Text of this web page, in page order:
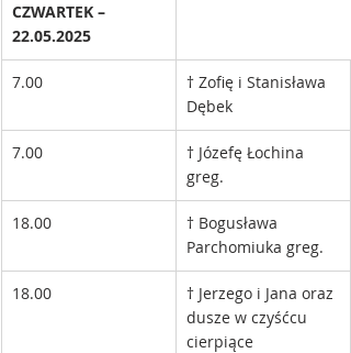
CZWARTEK –
22.05.2025
7.00
† Zofię i Stanisława
Dębek
7.00
† Józefę Łochina
greg.
18.00
† Bogusława
Parchomiuka greg.
18.00
† Jerzego i Jana oraz
dusze w czyśćcu
cierpiące